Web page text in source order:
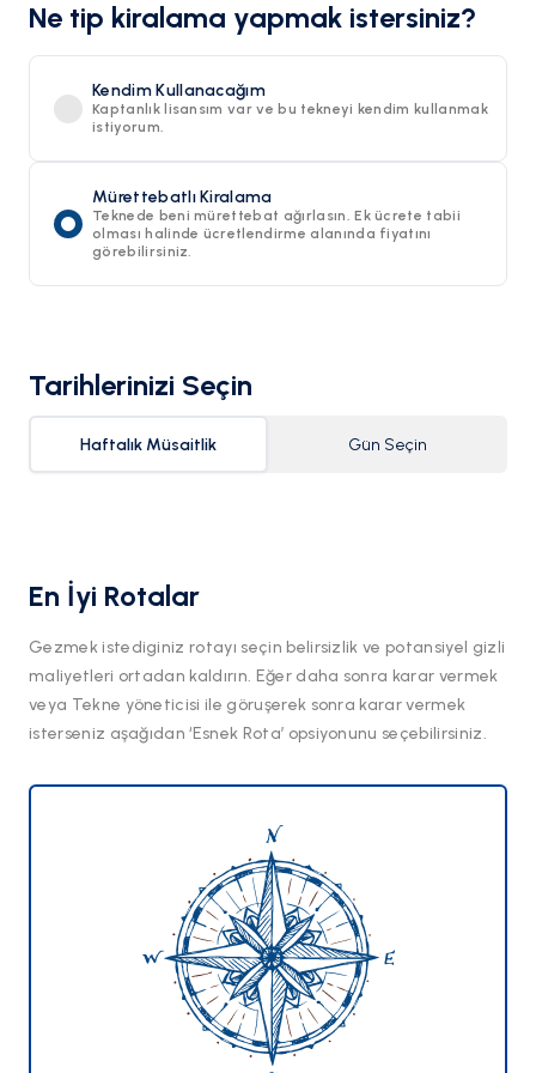
Ne tip kiralama yapmak istersiniz?
Kendim Kullanacağım
Kaptanlık lisansım var ve bu tekneyi kendim kullanmak
istiyorum.
Mürettebatlı Kiralama
Teknede beni mürettebat ağırlasın. Ek ücrete tabii
olması halinde ücretlendirme alanında fiyatını
görebilirsiniz.
Tarihlerinizi Seçin
Haftalık Müsaitlik Gün Seçin
En İyi Rotalar
Gezmek istediginiz rotayı seçin belirsizlik ve potansiyel gizli
maliyetleri ortadan kaldırın. Eğer daha sonra karar vermek
veya Tekne yöneticisi ile göruşerek sonra karar vermek
isterseniz aşağıdan ‘Esnek Rota’ opsiyonunu seçebilirsiniz.